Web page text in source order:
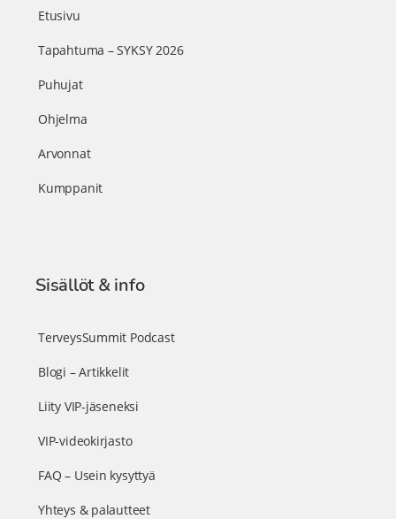
Etusivu
Tapahtuma – SYKSY 2026
Puhujat
Ohjelma
Arvonnat
Kumppanit
Sisällöt & info
TerveysSummit Podcast
Blogi – Artikkelit
Liity VIP-jäseneksi
VIP-videokirjasto
FAQ – Usein kysyttyä
Yhteys & palautteet